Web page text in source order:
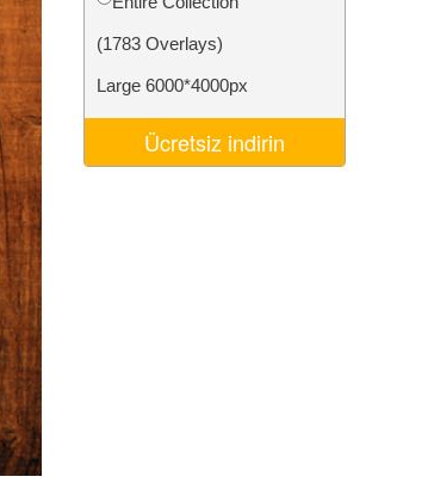
Video Editing Services
(1783 Overlays)
Large 6000*4000px
Ücretsiz indirin